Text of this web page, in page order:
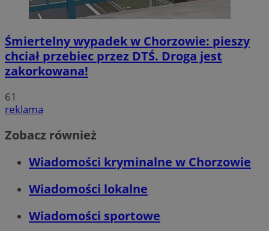
Śmiertelny wypadek w Chorzowie: pieszy
chciał przebiec przez DTŚ. Droga jest
zakorkowana!
61
reklama
Zobacz również
Wiadomości kryminalne w Chorzowie
Wiadomości lokalne
Wiadomości sportowe